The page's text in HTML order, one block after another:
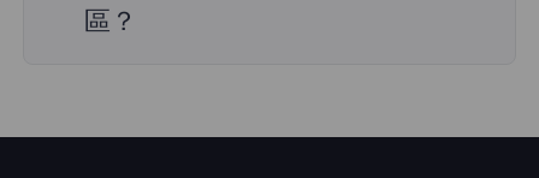
國家的IP地址。
區？